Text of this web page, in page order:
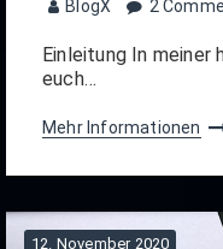
BlogX 2
Einleitung In meiner
euch…
Mehr Informationen
12. November 2020